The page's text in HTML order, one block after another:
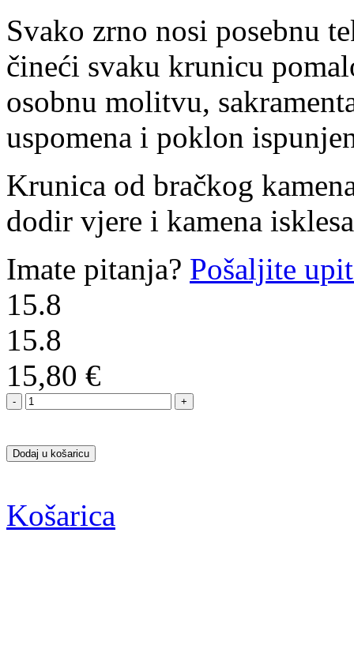
Svako zrno nosi posebnu
čineći svaku krunicu
osobnu molitvu,
uspomena i poklon
Krunica od bračkog
dodir vjere i kamena
Imate pitanja? Pošaljite
15.8
15.8
15,80 €
Dodaj u košaricu
Košarica